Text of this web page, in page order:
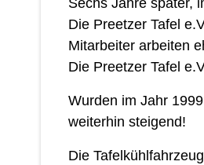
Sechs Jahre später,
Die Preetzer Tafel
Mitarbeiter arbeiten
Die Preetzer Tafel
Wurden im Jahr
weiterhin steigend!
Die